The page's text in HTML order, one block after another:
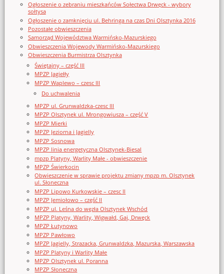
Ogłoszenie o zebraniu mieszkańców Sołectwa Drwęck - wybory
sołtysa
Ogłoszenie o zamknięciu ul. Behringa na czas Dni Olsztynka 2016
Pozostałe obwieszczenia
Samorząd Województwa Warmińsko-Mazurskiego
Obwieszczenia Wojewody Warmińsko-Mazurskiego
Obwieszczenia Burmistrza Olsztynka
Świętajny – część III
MPZP Jagiełły
MPZP Waplewo – czesc III
Do uchwalenia
MPZP ul. Grunwaldzka-czesc III
MPZP Olsztynek ul. Mrongowiusza – część V
MPZP Mierki
MPZP Jeziorna i Jagielly
MPZP Sosnowa
MPZP linia energetyczna Olsztynek-Biesal
mpzp Platyny, Warlity Małe - obwieszczenie
MPZP Świerkocin
Obwieszczenie w sprawie projektu zmiany mpzp m. Olsztynek
ul. Słoneczna
MPZP Lipowo Kurkowskie – czesc II
MPZP Jemiołowo – część II
MPZP ul. Leśna do węzła Olsztynek Wschód
MPZP Platyny, Warlity, Wigwałd, Gaj, Drwęck
MPZP Łutynowo
MPZP Pawłowo
MPZP Jagielly, Strazacka, Grunwaldzka, Mazurska, Warszawska
MPZP Platyny i Warlity Małe
MPZP Olsztynek ul. Poranna
MPZP Słoneczna